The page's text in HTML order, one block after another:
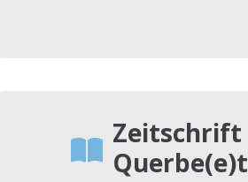
Zeitschrift
Querbe(e)t